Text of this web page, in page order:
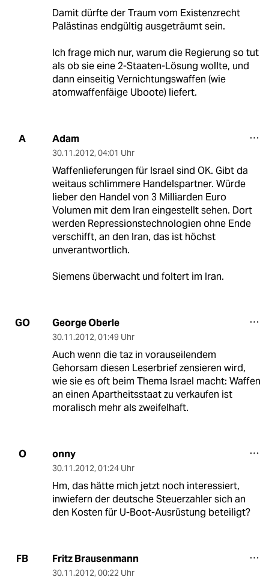
Damit dürfte der Traum vom Existenzrecht
Palästinas endgültig ausgeträumt sein.
Ich frage mich nur, warum die Regierung so tut
als ob sie eine 2-Staaten-Lösung wollte, und
dann einseitig Vernichtungswaffen (wie
atomwaffenfäige Uboote) liefert.
A Adam
30.11.2012, 04:01 Uhr
Waffenlieferungen für Israel sind OK. Gibt da
weitaus schlimmere Handelspartner. Würde
lieber den Handel von 3 Milliarden Euro
Volumen mit dem Iran eingestellt sehen. Dort
werden Repressionstechnologien ohne Ende
verschifft, an den Iran, das ist höchst
unverantwortlich.
Siemens überwacht und foltert im Iran.
GO George Oberle
30.11.2012, 01:49 Uhr
Auch wenn die taz in vorauseilendem
Gehorsam diesen Leserbrief zensieren wird,
wie sie es oft beim Thema Israel macht: Waffen
an einen Apartheitsstaat zu verkaufen ist
moralisch mehr als zweifelhaft.
O onny
30.11.2012, 01:24 Uhr
Hm, das hätte mich jetzt noch interessiert,
inwiefern der deutsche Steuerzahler sich an
den Kosten für U-Boot-Ausrüstung beteiligt?
FB Fritz Brausenmann
30.11.2012, 00:22 Uhr